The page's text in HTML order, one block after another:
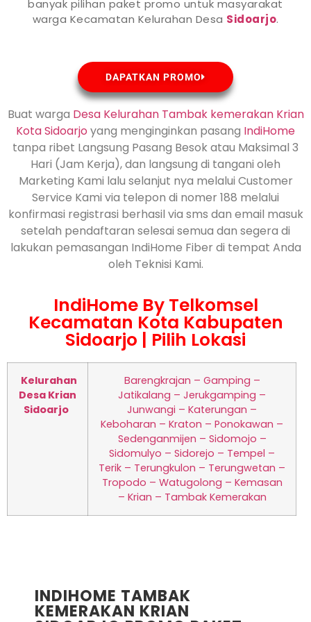
banyak pilihan paket promo untuk masyarakat
warga Kecamatan Kelurahan Desa Sidoarjo.
DAPATKAN PROMO
Buat warga Desa Kelurahan Tambak kemerakan Krian
Kota Sidoarjo yang menginginkan pasang IndiHome
tanpa ribet Langsung Pasang Besok atau Maksimal 3
Hari (Jam Kerja), dan langsung di tangani oleh
Marketing Kami lalu selanjut nya melalui Customer
Service Kami via telepon di nomer 188 melalui
konfirmasi registrasi berhasil via sms dan email masuk
setelah pendaftaran selesai semua dan segera di
lakukan pemasangan IndiHome Fiber di tempat Anda
oleh Teknisi Kami.
IndiHome By Telkomsel
Kecamatan Kota Kabupaten
Sidoarjo | Pilih Lokasi
Kelurahan
Desa Krian
Sidoarjo
Barengkrajan – Gamping –
Jatikalang – Jerukgamping –
Junwangi – Katerungan –
Keboharan – Kraton – Ponokawan –
Sedenganmijen – Sidomojo –
Sidomulyo – Sidorejo – Tempel –
Terik – Terungkulon – Terungwetan –
Tropodo – Watugolong – Kemasan
– Krian – Tambak Kemerakan
INDIHOME TAMBAK
KEMERAKAN KRIAN